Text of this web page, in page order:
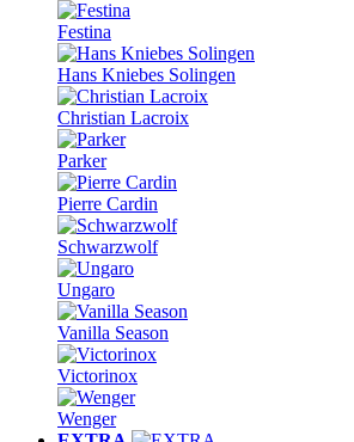
Festina
Hans Kniebes Solingen
Christian Lacroix
Parker
Pierre Cardin
Schwarzwolf
Ungaro
Vanilla Season
Victorinox
Wenger